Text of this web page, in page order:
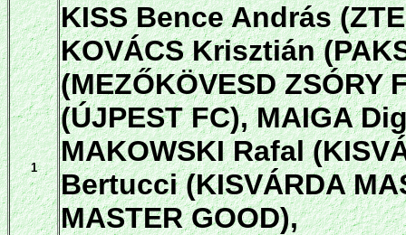
1
KISS Bence András
KOVÁCS Krisztián
(MEZŐKÖVESD ZSÓRY
(ÚJPEST FC), MAIGA
MAKOWSKI Rafal
Bertucci (KISVÁRDA
MASTER GOOD),